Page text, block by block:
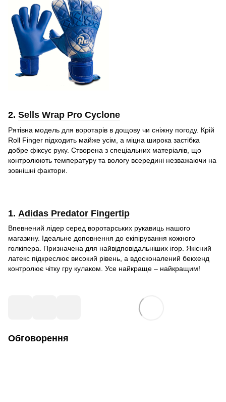
2. Sells Wrap Pro Cyclone
Рятівна модель для воротарів в дощову чи сніжну погоду. Крій
Roll Finger підходить майже усім, а міцна широка застібка
добре фіксує руку. Створена з спеціальних матеріалів, що
контролюють температуру та вологу всередині незважаючи на
зовнішні фактори.
1. Adidas Predator Fingertip
Впевнений лідер серед воротарських рукавиць нашого
магазину. Ідеальне доповнення до екіпірування кожного
голкіпера. Призначена для найвідповідальніших ігор. Якісний
латекс підкреслює високий рівень, а вдосконалений бекхенд
контролює чітку гру кулаком. Усе найкраще – найкращим!
Обговорення